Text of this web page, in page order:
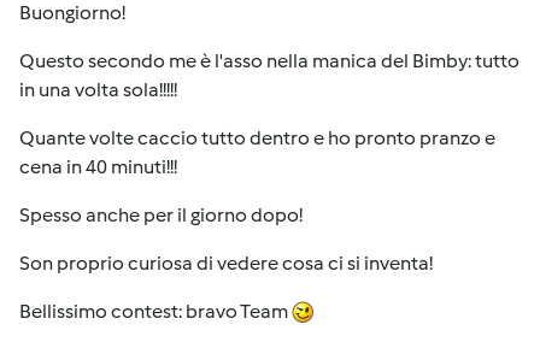
Buongiorno!
Questo secondo me è l'asso nella manica del Bimby: tutto
in una volta sola!!!!!
Quante volte caccio tutto dentro e ho pronto pranzo e
cena in 40 minuti!!!
Spesso anche per il giorno dopo!
Son proprio curiosa di vedere cosa ci si inventa!
Bellissimo contest: bravo Team